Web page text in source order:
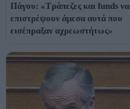
Πάγου: «Τράπεζες και funds να
επιστρέψουν άμεσα αυτά που
εισέπραξαν αχρεωστήτως»